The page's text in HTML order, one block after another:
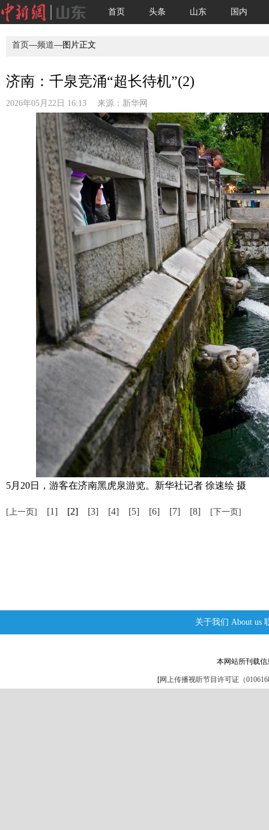
首页 头条 山东 国内
首页—频道—图片正文
济南：千泉竞涌“超长待机”(2)
2026年05月22日 16:13 来源： 新华网
5月20日，游客在济南黑虎泉游览。新华社记者 徐速绘 摄
[上一页] [1] [2] [3] [4] [5] [6] [7] [8] [下一页]
关于我们 About us
本网站所刊载
[网上传播视听节目许可证（